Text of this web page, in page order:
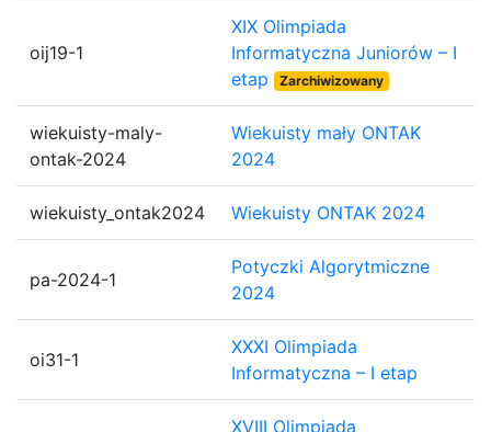
oij19-1
XIX Olimpiada
Informatyczna Juniorów – I
etap
Zarchiwizowany
wiekuisty-maly-
ontak-2024
Wiekuisty mały ONTAK
2024
wiekuisty_ontak2024 Wiekuisty ONTAK 2024
pa-2024-1
Potyczki Algorytmiczne
2024
oi31-1
XXXI Olimpiada
Informatyczna – I etap
XVIII Olimpiada